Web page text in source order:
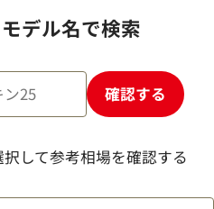
か？
れくらいかかります
は可能ですか？
デル名で検索
確認する
して参考相場を確認する